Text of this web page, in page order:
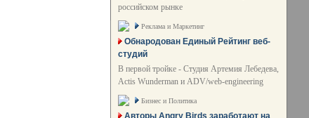
российском рынке
Реклама и Маркетинг
Обнародован Единый Рейтинг веб-
студий
В первой тройке - Студия Артемия Лебедева,
Actis Wunderman и ADV/web-engineering
Бизнес и Политика
Авторы Angry Birds заработают на